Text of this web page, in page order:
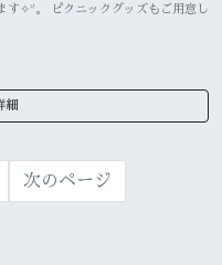
す✧︎*。 ピクニックグッズもご用意し
細
次のページ